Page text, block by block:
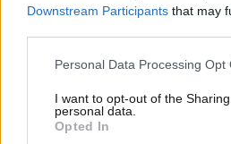
Downstream Participants that may
Please note that this website/app
not limited to your visit or usage
grant or deny consent to Google
use your data for below specified
Personal Data Processing Opt
I want to opt-out of the
personal data.
Opted In
θα σου πω